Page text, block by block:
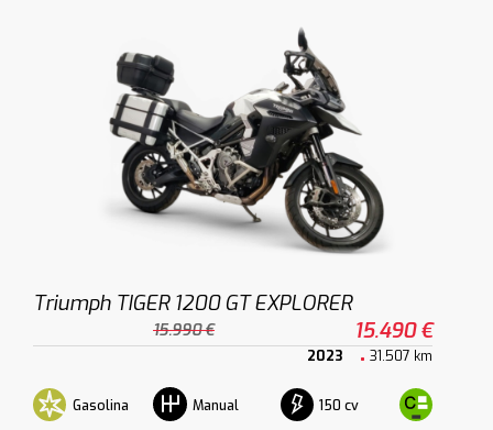
Triumph TIGER 1200 GT EXPLORER
15.990 € 15.490 €
2023 31.507 km
Gasolina Manual 150 cv